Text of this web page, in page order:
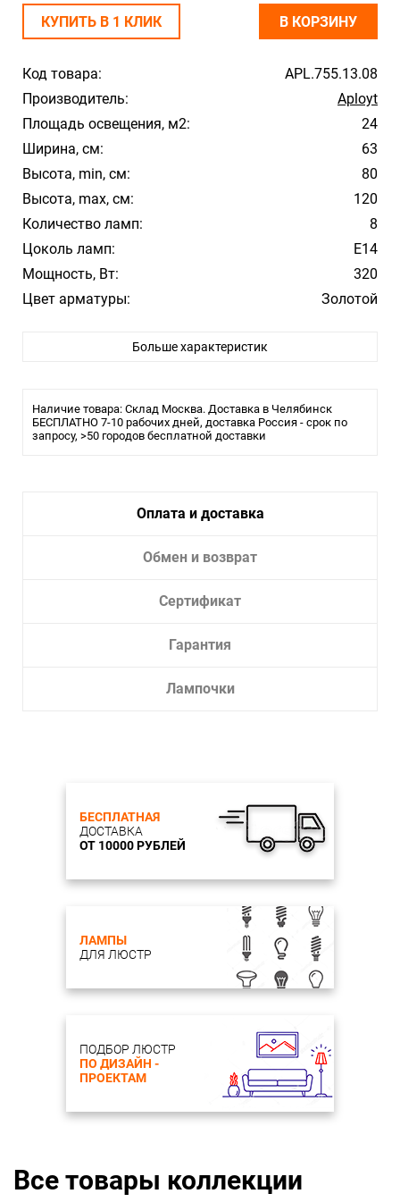
Код товара:
APL.755.13.08
Производитель:
Aployt
Площадь освещения, м2:
24
Ширина, см:
63
Высота, min, см:
80
Высота, max, см:
120
Количество ламп:
8
Цоколь ламп:
E14
Мощность, Вт:
320
Цвет арматуры:
Золотой
Больше характеристик
Наличие товара: Склад Москва. Доставка в Челябинск
БЕСПЛАТНО 7-10 рабочих дней, доставка Россия - срок по
запросу, >50 городов бесплатной доставки
КУПИТЬ В 1 КЛИК В КОРЗИНУ
Оплата и доставка
Обмен и возврат
Сертификат
Гарантия
Лампочки
БЕСПЛАТНАЯ
ДОСТАВКА
ОТ 10000 РУБЛЕЙ
ЛАМПЫ
ДЛЯ ЛЮСТР
ПОДБОР ЛЮСТР
ПО ДИЗАЙН -
ПРОЕКТАМ
Все товары коллекции